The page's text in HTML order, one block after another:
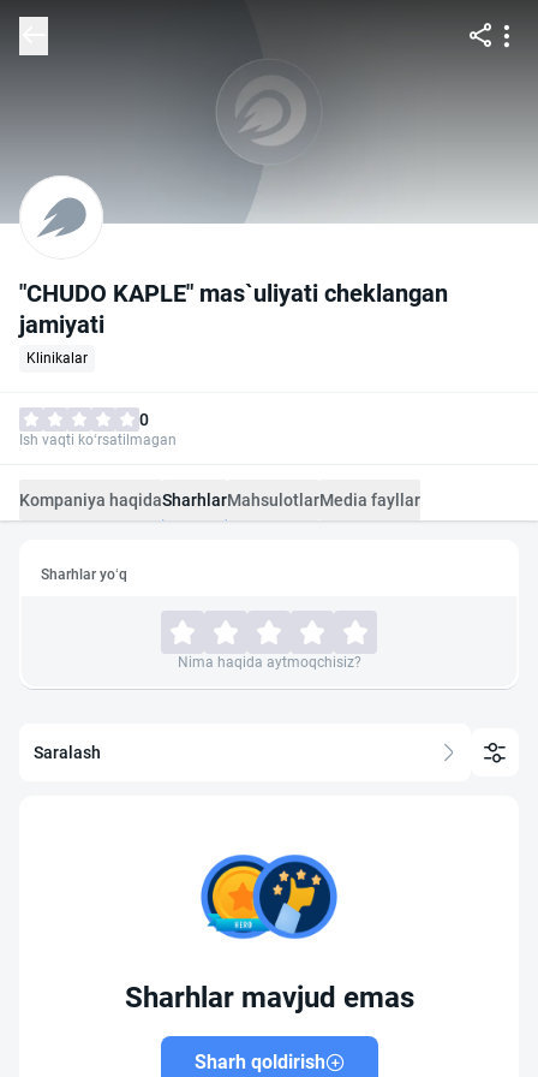
"CHUDO KAPLE" mas`uliyati cheklangan
jamiyati
Klinikalar
0
Ish vaqti ko‘rsatilmagan
Kompaniya haqidaSharhlarMahsulotlarMedia fayllar
Sharhlar yo‘q
Nima haqida aytmoqchisiz?
Saralash
Sharhlar mavjud emas
Sharh qoldirish